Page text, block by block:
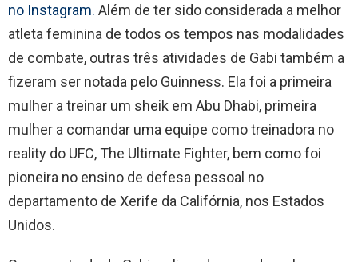
no Instagram. Além de ter sido considerada a melhor
atleta feminina de todos os tempos nas modalidades
de combate, outras três atividades de Gabi também a
fizeram ser notada pelo Guinness. Ela foi a primeira
mulher a treinar um sheik em Abu Dhabi, primeira
mulher a comandar uma equipe como treinadora no
reality do UFC, The Ultimate Fighter, bem como foi
pioneira no ensino de defesa pessoal no
departamento de Xerife da Califórnia, nos Estados
Unidos.